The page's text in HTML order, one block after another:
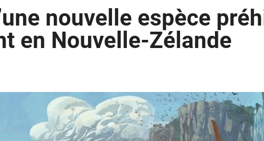
nouvelle espèce
en Nouvelle-Zélande